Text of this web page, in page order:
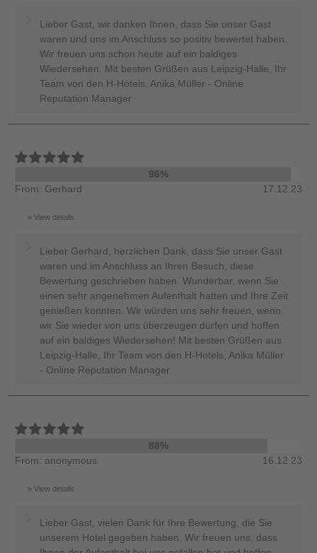
Lieber Gast, wir danken Ihnen, dass Sie unser Gast
waren und uns im Anschluss so positiv bewertet haben.
Wir freuen uns schon heute auf ein baldiges
Wiedersehen. Mit besten Grüßen aus Leipzig-Halle, Ihr
Team von den H-Hotels, Anika Müller - Online
Reputation Manager
96%
From: Gerhard
17.12.23
View details
Lieber Gerhard, herzlichen Dank, dass Sie unser Gast
waren und im Anschluss an Ihren Besuch, diese
Bewertung geschrieben haben. Wunderbar, wenn Sie
einen sehr angenehmen Aufenthalt hatten und Ihre Zeit
genießen konnten. Wir würden uns sehr freuen, wenn
wir Sie wieder von uns überzeugen dürfen und hoffen
auf ein baldiges Wiedersehen! Mit besten Grüßen aus
Leipzig-Halle, Ihr Team von den H-Hotels, Anika Müller
- Online Reputation Manager
88%
From: anonymous
16.12.23
View details
Lieber Gast, vielen Dank für Ihre Bewertung, die Sie
unserem Hotel gegeben haben. Wir freuen uns, dass